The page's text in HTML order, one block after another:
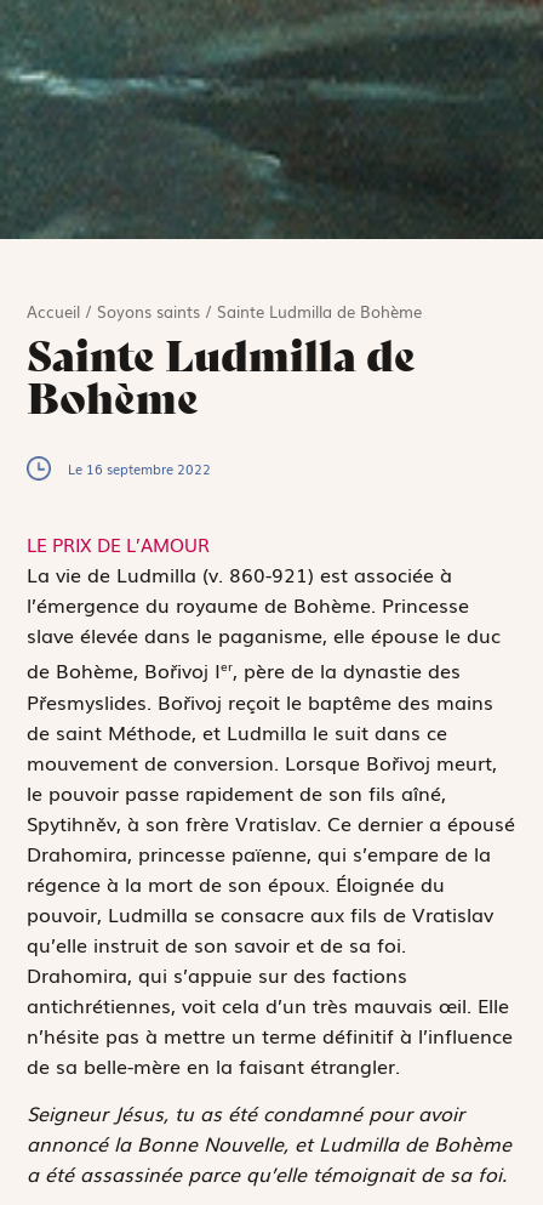
Accueil / Soyons saints / Sainte Ludmilla de Bohème
Sainte Ludmilla de
Bohème
Le 16 septembre 2022
LE PRIX DE L’AMOUR
La vie de Ludmilla (v. 860-921) est associée à
l’émergence du royaume de Bohème. Princesse
slave élevée dans le paganisme, elle épouse le duc
de Bohème, Bořivoj Ier, père de la dynastie des
Přesmyslides. Bořivoj reçoit le baptême des mains
de saint Méthode, et Ludmilla le suit dans ce
mouvement de conversion. Lorsque Bořivoj meurt,
le pouvoir passe rapidement de son fils aîné,
Spytihněv, à son frère Vratislav. Ce dernier a épousé
Drahomira, princesse païenne, qui s’empare de la
régence à la mort de son époux. Éloignée du
pouvoir, Ludmilla se consacre aux fils de Vratislav
qu’elle instruit de son savoir et de sa foi.
Drahomira, qui s’appuie sur des factions
antichrétiennes, voit cela d’un très mauvais œil. Elle
n’hésite pas à mettre un terme définitif à l’influence
de sa belle-mère en la faisant étrangler.
Seigneur Jésus, tu as été condamné pour avoir
annoncé la Bonne Nouvelle, et Ludmilla de Bohème
a été assassinée parce qu’elle témoignait de sa foi.